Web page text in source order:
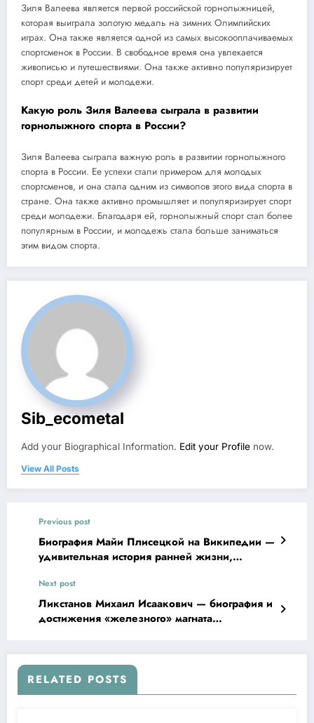
Зиля Валеева является первой российской горнолыжницей,
которая выиграла золотую медаль на зимних Олимпийских
играх. Она также является одной из самых высокооплачиваемых
спортсменок в России. В свободное время она увлекается
живописью и путешествиями. Она также активно популяризирует
спорт среди детей и молодежи.
Какую роль Зиля Валеева сыграла в развитии
горнолыжного спорта в России?
Зиля Валеева сыграла важную роль в развитии горнолыжного
спорта в России. Ее успехи стали примером для молодых
спортсменов, и она стала одним из символов этого вида спорта в
стране. Она также активно промышляет и популяризирует спорт
среди молодежи. Благодаря ей, горнолыжный спорт стал более
популярным в России, и молодежь стала больше заниматься
этим видом спорта.
Sib_ecometal
Add your Biographical Information. Edit your Profile now.
View All Posts
Previous post
Биография Майи Плисецкой на Википедии —
удивительная история ранней жизни,
впечатляющие достижения
Next post
Ликстанов Михаил Исаакович — биография и
достижения «железного» магната
RELATED POSTS